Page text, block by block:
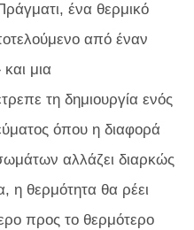
ένα θερμικό
από έναν
μια
τη δημιουργία ενός
όπου η διαφορά
αλλάζει διαρκώς
η θερμότητα θα ρέει
προς το θερμότερο